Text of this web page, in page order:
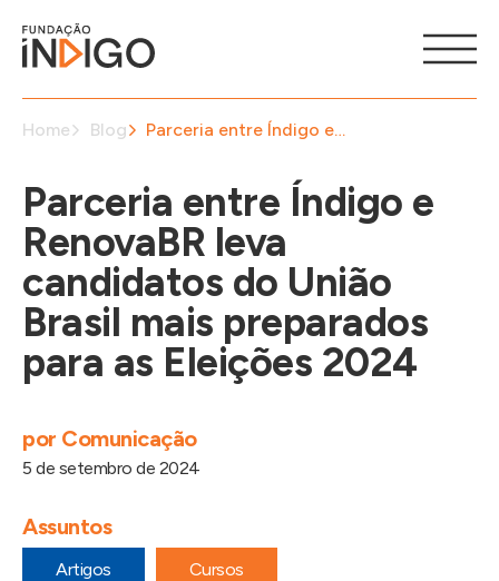
Home Blog Parceria entre Índigo e RenovaBR leva candidatos do União Brasil mais preparados para as Eleições 2024
Parceria entre Índigo e
RenovaBR leva
candidatos do União
Brasil mais preparados
para as Eleições 2024
por Comunicação
5 de setembro de 2024
Assuntos
Artigos Cursos